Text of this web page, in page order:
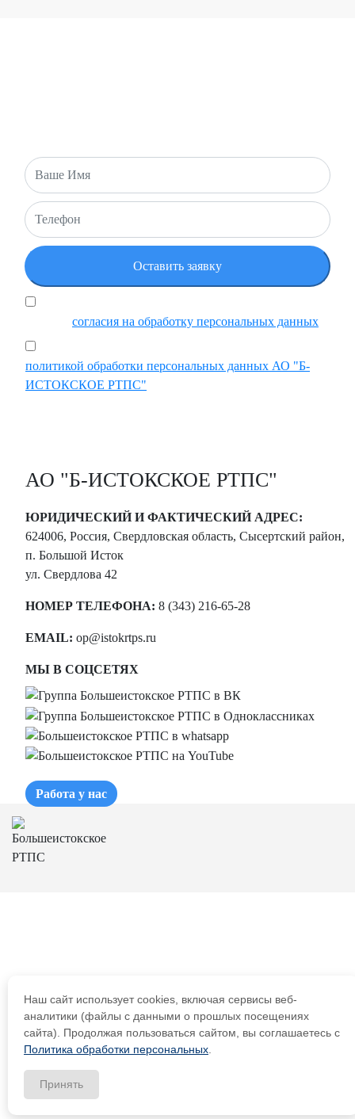
согласия на обработку персональных данных
политикой обработки персональных данных АО "Б-
ИСТОКСКОЕ РТПС"
АО "Б-ИСТОКСКОЕ РТПС"
ЮРИДИЧЕСКИЙ И ФАКТИЧЕСКИЙ АДРЕС:
624006, Россия, Свердловская область, Сысертский район,
п. Большой Исток
ул. Свердлова 42
НОМЕР ТЕЛЕФОНА: 8 (343) 216-65-28
EMAIL: op@istokrtps.ru
МЫ В СОЦСЕТЯХ
Работа у нас
Наш сайт использует cookies, включая сервисы веб-
аналитики (файлы с данными о прошлых посещениях
сайта). Продолжая пользоваться сайтом, вы соглашаетесь с
Политика обработки персональных
Принять